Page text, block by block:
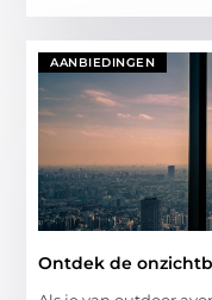
AANBIEDINGEN
Ontdek de